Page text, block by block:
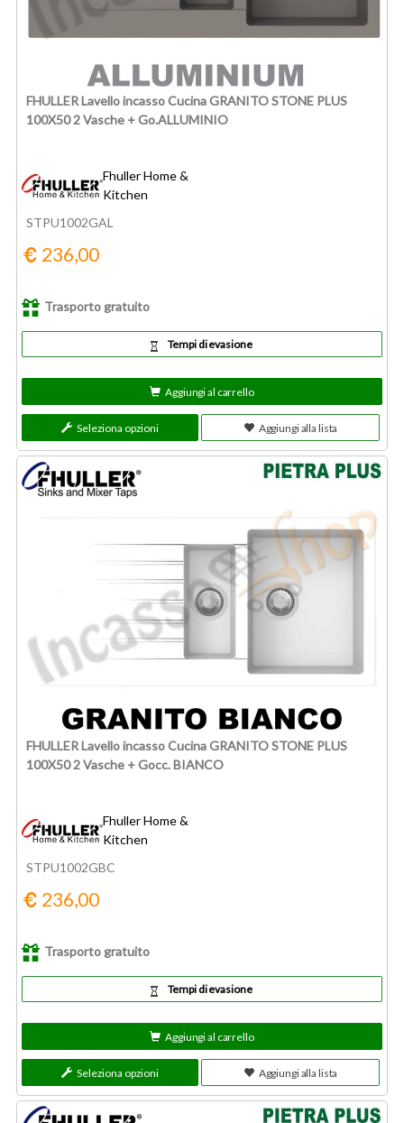
FHULLER Lavello incasso Cucina GRANITO STONE PLUS
100X50 2 Vasche + Go.ALLUMINIO
Fhuller Home &
Kitchen
STPU1002GAL
236,00
Trasporto gratuito
Tempi di evasione
Aggiungi al carrello
Seleziona opzioni Aggiungi alla lista
FHULLER Lavello incasso Cucina GRANITO STONE PLUS
100X50 2 Vasche + Gocc. BIANCO
Fhuller Home &
Kitchen
STPU1002GBC
236,00
Trasporto gratuito
Tempi di evasione
Aggiungi al carrello
Seleziona opzioni Aggiungi alla lista